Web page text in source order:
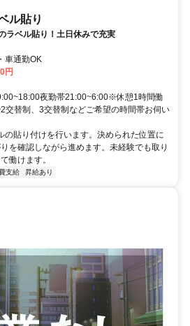
ル貼り
ラベル貼り！土日休みで充実
関・車通勤OK
円
夜勤帯21:00~6:00※休憩1時間働
交替制、3交替制などご希望の時間帯お伺い
の貼り付けを行います。決められた位置に
を確認しながら進めます。未経験でも取り
働けます。
支給 昇給あり